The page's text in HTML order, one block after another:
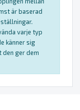
är baserad
varje typ
känner sig
den ger dem